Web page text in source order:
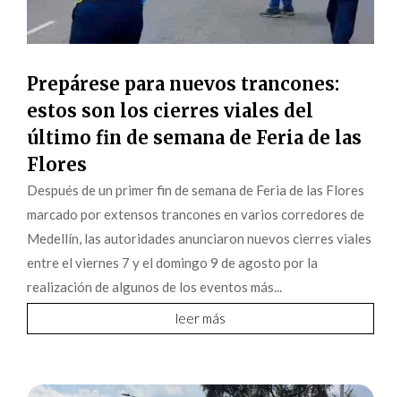
Prepárese para nuevos trancones:
estos son los cierres viales del
último fin de semana de Feria de las
Flores
Después de un primer fin de semana de Feria de las Flores
marcado por extensos trancones en varios corredores de
Medellín, las autoridades anunciaron nuevos cierres viales
entre el viernes 7 y el domingo 9 de agosto por la
realización de algunos de los eventos más...
leer más